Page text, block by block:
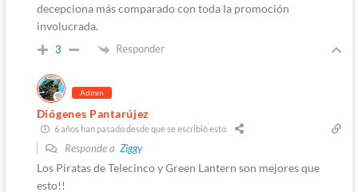
decepciona más comparado con toda la promoción
involucrada.
3 Responder
Admin
Diógenes Pantarújez
6 años han pasado desde que se escribió esto
Responde a Ziggy
Los Piratas de Telecinco y Green Lantern son mejores que
esto!!